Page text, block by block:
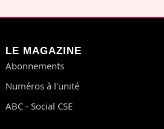
LE MAGAZINE
Abonnements
Numéros à l'unité
ABC - Social CSE